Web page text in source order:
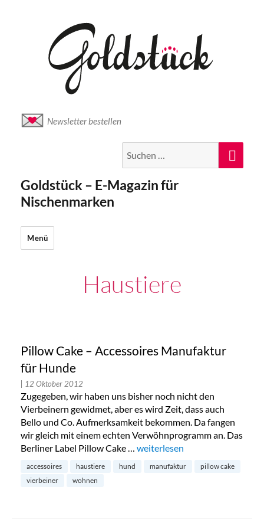
Newsletter bestellen
nach:
Goldstück – E-Magazin für
Nischenmarken
Menü
Haustiere
Pillow Cake – Accessoires Manufaktur
für Hunde
| 12 Oktober 2012
Zugegeben, wir haben uns bisher noch nicht den
Vierbeinern gewidmet, aber es wird Zeit, dass auch
Bello und Co. Aufmerksamkeit bekommen. Da fangen
wir gleich mit einem echten Verwöhnprogramm an. Das
Berliner Label Pillow Cake … „Pillow Cake – Accessoires
weiterlesen
accessoires haustiere hund manufaktur
pillow cake
vierbeiner
wohnen